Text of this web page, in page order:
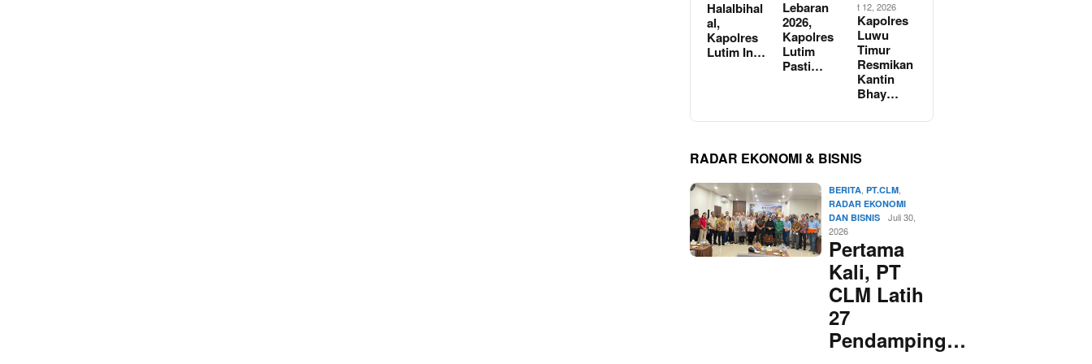
Halalbihal
al,
Kapolres
Lutim In…
Lebaran
2026,
Kapolres
Lutim
Pasti…
t 12, 2026
Kapolres
Luwu
Timur
Resmikan
Kantin
Bhay…
RADAR EKONOMI & BISNIS
BERITA,PT.CLM,
RADAR EKONOMI
DAN BISNIS
Juli 30,
2026
Pertama
Kali, PT
CLM Latih
27
Pendamping…